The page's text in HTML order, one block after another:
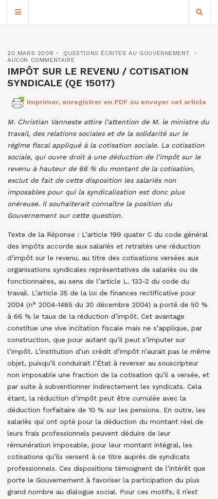
20 MARS 2008
QUESTIONS ÉCRITES AU GOUVERNEMENT
AUCUN COMMENTAIRE
IMPÔT SUR LE REVENU / COTISATION
SYNDICALE (QE 15017)
Imprimer, enregistrer en PDF ou envoyer cet article
M. Christian Vanneste attire l’attention de M. le ministre du
travail, des relations sociales et de la solidarité sur le
régime fiscal appliqué à la cotisation sociale. La cotisation
sociale, qui ouvre droit à une déduction de l’impôt sur le
revenu à hauteur de 66 % du montant de la cotisation,
exclut de fait de cette disposition les salariés non
imposables pour qui la syndicalisation est donc plus
onéreuse. Il souhaiterait connaître la position du
Gouvernement sur cette question.
Texte de la Réponse : L’article 199 quater C du code général
des impôts accorde aux salariés et retraités une réduction
d’impôt sur le revenu, au titre des cotisations versées aux
organisations syndicales représentatives de salariés ou de
fonctionnaires, au sens de l’article L. 133-2 du code du
travail. L’article 35 de la loi de finances rectificative pour
2004 (n° 2004-1485 du 30 décembre 2004) a porté de 50 %
à 66 % le taux de la réduction d’impôt. Cet avantage
constitue une vive incitation fiscale mais ne s’applique, par
construction, que pour autant qu’il peut s’imputer sur
l’impôt. L’institution d’un crédit d’impôt n’aurait pas le même
objet, puisqu’il conduirait l’État à reverser au souscripteur
non imposable une fraction de la cotisation qu’il a versée, et
par suite à subventionner indirectement les syndicats. Cela
étant, la réduction d’impôt peut être cumulée avec la
déduction forfaitaire de 10 % sur les pensions. En outre, les
salariés qui ont opté pour la déduction du montant réel de
leurs frais professionnels peuvent déduire de leur
rémunération imposable, pour leur montant intégral, les
cotisations qu’ils versent à ce titre auprès de syndicats
professionnels. Ces dispositions témoignent de l’intérêt que
porte le Gouvernement à favoriser la participation du plus
grand nombre au dialogue social. Pour ces motifs, il n’est